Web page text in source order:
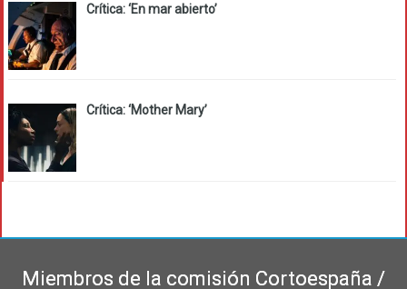
Crítica: ‘En mar abierto’
Crítica: ‘Mother Mary’
Miembros de la comisión Cortoespaña /